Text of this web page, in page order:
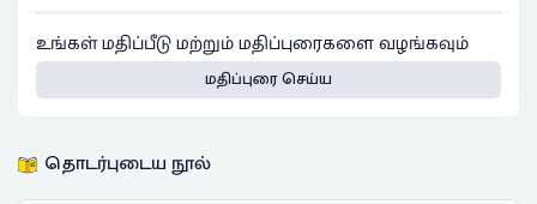
உங்கள் மதிப்பீடு மற்றும் மதிப்புரைகளை வழங்கவும்
மதிப்புரை செய்ய
தொடர்புடைய நூல்